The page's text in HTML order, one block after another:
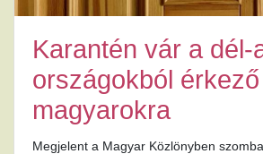
Karantén vár a dél-
országokból érkező
magyarokra
Megjelent a Magyar Közlönyben